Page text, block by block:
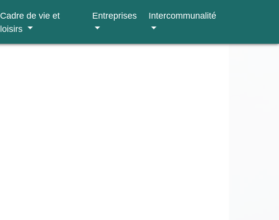
Cadre de vie et
loisirs
Entreprises Intercommunalité